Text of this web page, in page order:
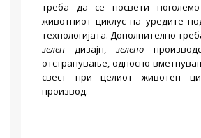
треба да се посвети
животниот циклус на уредите
технологијата. Дополнително
зелен дизајн, зелено
отстранување, односно
свест при целиот животен
производ.